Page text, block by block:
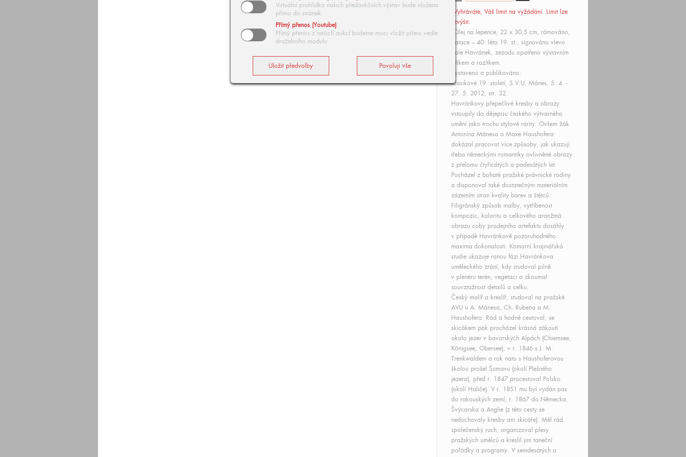
Virtuální prohlídka našich předaukčních výstav bude vložena
přímo do stránek
Přímý přenos (Youtube)
Přímý přenos z našich aukcí budeme moci vložit přímo vedle
dražebního modulu
Vyhráváte, Váš limit na vyžádání. Limit lze
zvýšit.
"Olej na lepence, 22 x 30,5 cm, rámováno,
datace – 40. léta 19. st., signováno vlevo
dole Havránek, zezadu opatřeno výstavním
štítkem a razítkem.
Vystaveno a publikováno:
Klasikové 19. století, S.V.U. Mánes, 5. 4. -
27. 5. 2012, str. 32.
Havránkovy přepečlivé kresby a obrazy
vstoupily do dějepisu českého výtvarného
umění jako trochu stylové rarity. Ovšem žák
Antonína Mánesa a Maxe Haushofera
dokázal pracovat více způsoby, jak ukazují
třeba německými romantiky ovlivněné obrazy
z přelomu čtyřicátých a padesátých let.
Pocházel z bohaté pražské právnické rodiny
a disponoval také dostatečným materiálním
zázemím stran kvality barev a štětců.
Filigránský způsob malby, vytříbenost
kompozic, koloritu a celkového aranžmá
obrazu coby prodejního artefaktu dosáhly
v případě Havránkově pozoruhodného
maxima dokonalosti. Komorní krajinářská
studie ukazuje ranou fázi Havránkova
uměleckého zrání, kdy studoval pilně
v plenéru terén, vegetaci a zkoumal
souvztažnost detailů a celku.
Český malíř a kreslíř, studoval na pražské
AVU u A. Mánesa, Ch. Rubena a M.
Haushofera. Rád a hodně cestoval, se
skicákem pak procházel krásná zákoutí
okolo jezer v bavorských Alpách (Chiemsee,
Königsee, Obersee), v r. 1846 s J. M.
Trenkwaldem a rok nato s Haushoferovou
školou prošel Šumavu (okolí Plešného
jezera), před r. 1847 procestoval Polsko
(okolí Haliče). V r. 1851 mu byl vydán pas
do rakouských zemí, r. 1867 do Německa,
Švýcarska a Anglie (z této cesty se
nedochovaly kresby ani skicáře). Měl rád
společenský ruch, organizoval plesy
pražských umělců a kreslil jim taneční
pořádky a programy. V semdesátých a